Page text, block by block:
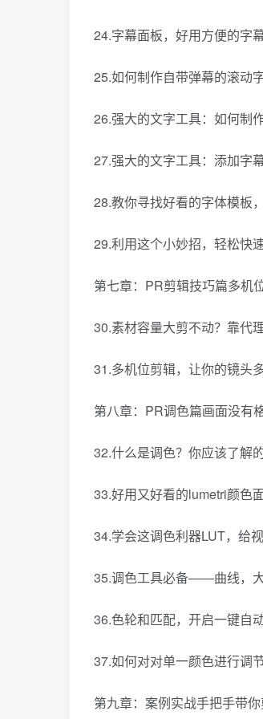
24.字幕面板，好用方便的字
25.如何制作自带弹幕的滚动
26.强大的文字工具：如何制
27.强大的文字工具：添加字
28.教你寻找好看的字体模板
29.利用这个小妙招，轻松快
第七章：PR剪辑技巧篇多机
30.素材容量大剪不动？靠代
31.多机位剪辑，让你的镜头
第八章：PR调色篇画面没有
32.什么是调色？你应该了解
33.好用又好看的lumetri颜色
34.学会这调色利器LUT，给
35.调色工具必备——曲线，
36.色轮和匹配，开启一键自
37.如何对对单一颜色进行调
第九章：案例实战手把手带